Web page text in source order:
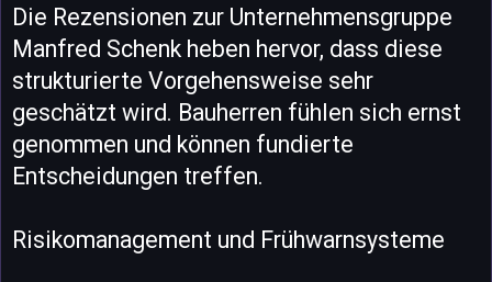
Die Rezensionen zur Unternehmensgruppe
Manfred Schenk heben hervor, dass diese
strukturierte Vorgehensweise sehr
geschätzt wird. Bauherren fühlen sich ernst
genommen und können fundierte
Entscheidungen treffen.
Risikomanagement und Frühwarnsysteme